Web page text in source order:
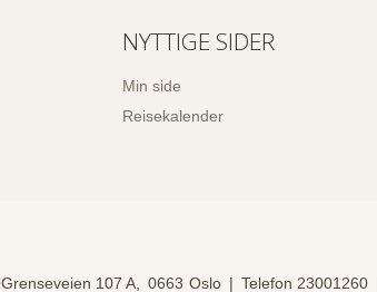
NYTTIGE SIDER
Min side
Reisekalender
Grenseveien 107 A 0663 Oslo Telefon 23001260